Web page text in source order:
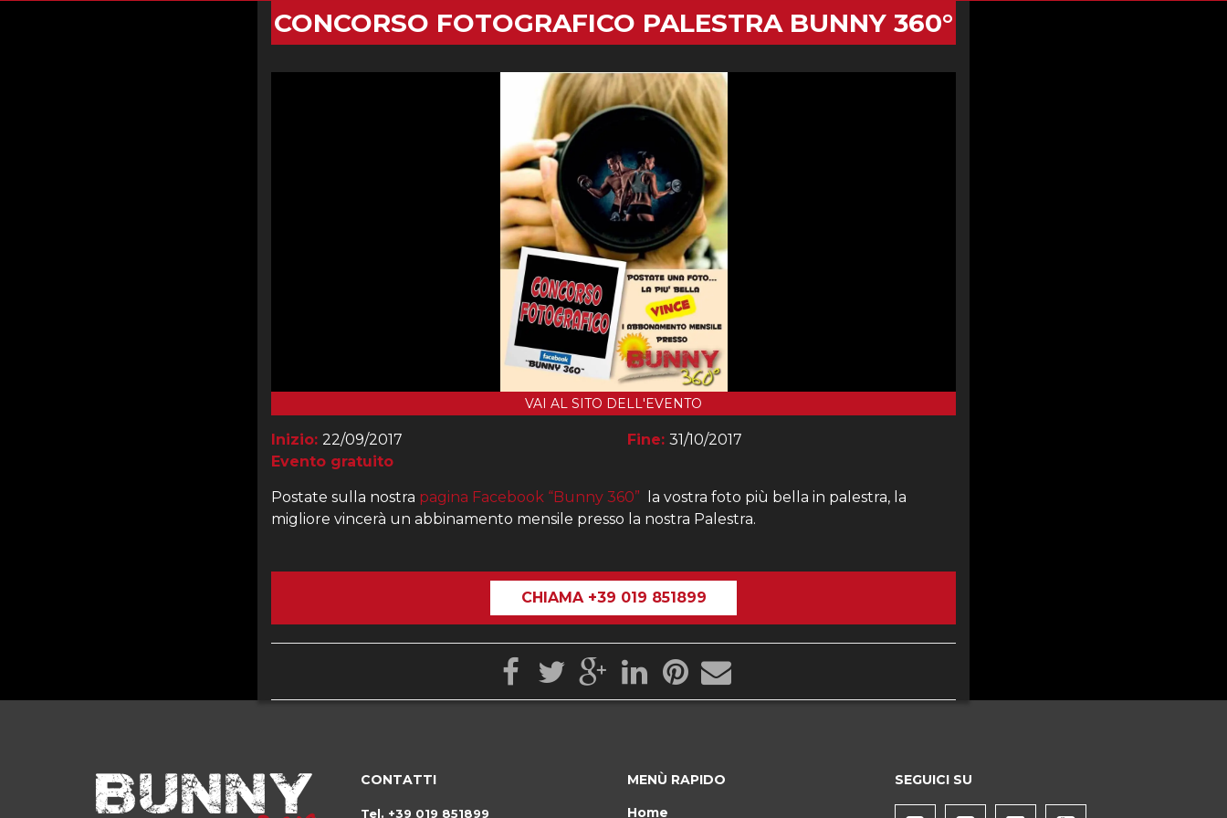
CONCORSO FOTOGRAFICO PALESTRA BUNNY 360°
VAI AL SITO DELL'EVENTO
Inizio: 22/09/2017 Fine: 31/10/2017
Evento gratuito
Postate sulla nostra pagina Facebook “Bunny 360” la vostra foto più bella in palestra, la
migliore vincerà un abbinamento mensile presso la nostra Palestra.
CHIAMA +39 019 851899
CONTATTI
Tel. +39 019 851899
MENÙ RAPIDO
Home
SEGUICI SU